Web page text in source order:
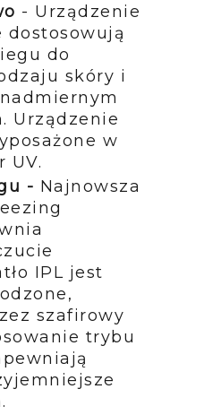
- Urządzenie
dostosowują
do
skóry i
Urządzenie
w
UV.
- Najnowsza
IPL jest
szafirowy
trybu